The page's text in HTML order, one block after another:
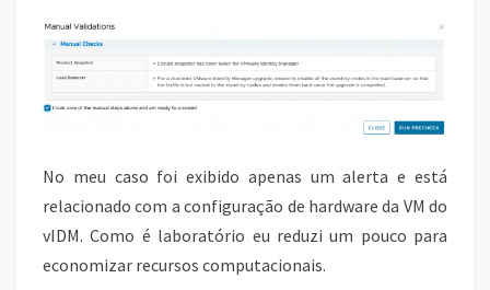
No meu caso foi exibido apenas um alerta e está
relacionado com a configuração de hardware da VM do
vIDM. Como é laboratório eu reduzi um pouco para
economizar recursos computacionais.